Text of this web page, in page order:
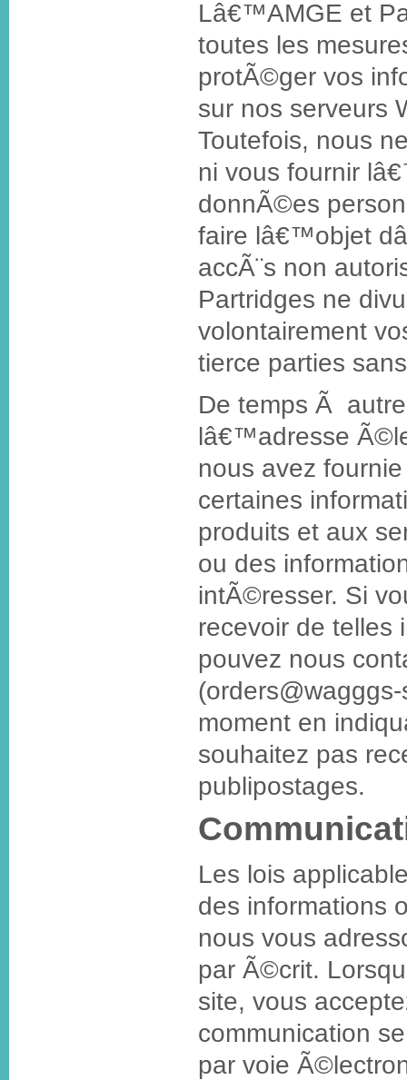
Lâ€™AMGE et
toutes les
protÃ©ger vos
sur nos serveurs
Toutefois, nous
ni vous fournir
donnÃ©es
faire lâ€™objet
accÃ¨s non
Partridges ne
volontairement
tierce parties
De temps Ã
lâ€™adresse
nous avez
certaines
produits et aux
ou des
intÃ©resser. Si
recevoir de telles
pouvez nous
moment en
souhaitez pas
publipostages.
Les lois
des informations
nous vous
par Ã©crit.
site, vous
communication
par voie